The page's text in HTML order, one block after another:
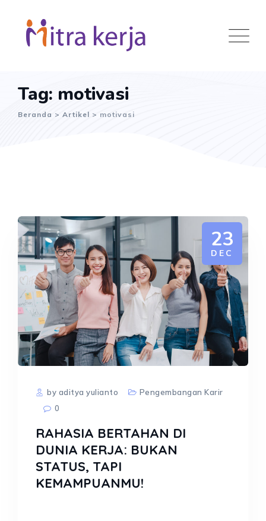
content
Tag: motivasi
Beranda > Artikel > motivasi
23
DEC
by aditya yulianto
Pengembangan Karir
0
RAHASIA BERTAHAN DI
DUNIA KERJA: BUKAN
STATUS, TAPI
KEMAMPUANMU!